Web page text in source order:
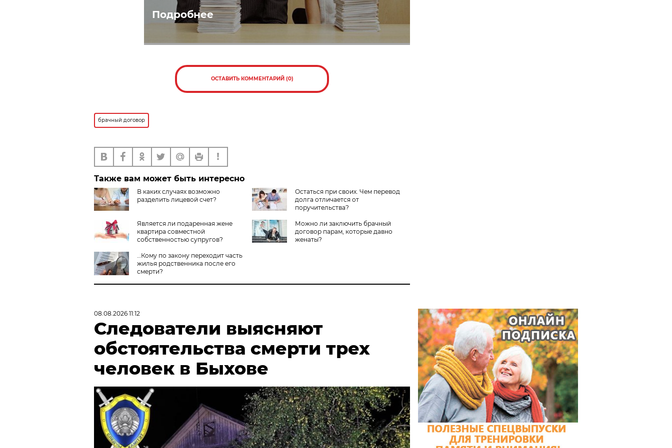
Подробнее
ОСТАВИТЬ КОММЕНТАРИЙ (0)
брачный договор
Также вам может быть интересно
В каких случаях возможно
разделить лицевой счет?
Остаться при своих. Чем перевод
долга отличается от
поручительства?
Является ли подаренная жене
квартира совместной
собственностью супругов?
Можно ли заключить брачный
договор парам, которые давно
женаты?
…Кому по закону переходит часть
жилья родственника после его
смерти?
08.08.2026 11:12
Следователи выясняют
обстоятельства смерти трех
человек в Быхове